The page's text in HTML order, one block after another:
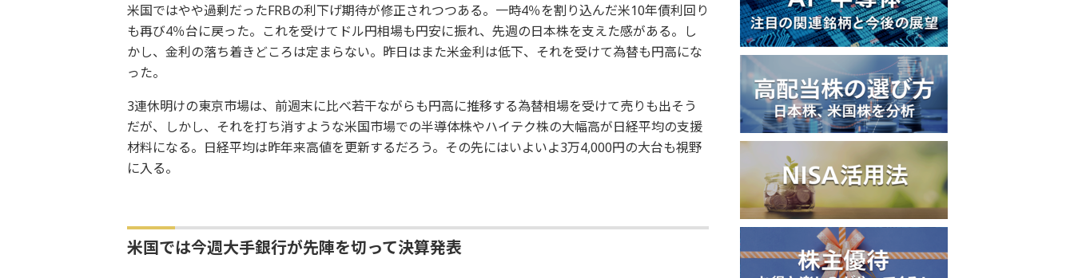
米国ではやや過剰だったFRBの利下げ期待が修正されつつある。一時4％を割り込んだ米10年債利回り
も再び4％台に戻った。これを受けてドル円相場も円安に振れ、先週の日本株を支えた感がある。し
かし、金利の落ち着きどころは定まらない。昨日はまた米金利は低下、それを受けて為替も円高にな
った。
3連休明けの東京市場は、前週末に比べ若干ながらも円高に推移する為替相場を受けて売りも出そう
だが、しかし、それを打ち消すような米国市場での半導体株やハイテク株の大幅高が日経平均の支援
材料になる。日経平均は昨年来高値を更新するだろう。その先にはいよいよ3万4,000円の大台も視野
に入る。
米国では今週大手銀行が先陣を切って決算発表